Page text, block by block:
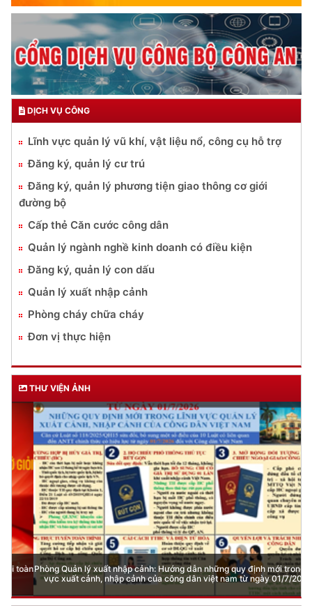
DỊCH VỤ CÔNG
Lĩnh vực quản lý vũ khí, vật liệu nổ, công cụ hỗ trợ
Đăng ký, quản lý cư trú
Đăng ký, quản lý phương tiện giao thông cơ giới
đường bộ
Cấp thẻ Căn cước công dân
Quản lý ngành nghề kinh doanh có điều kiện
Đăng ký, quản lý con dấu
Quản lý xuất nhập cảnh
Phòng cháy chữa cháy
Đơn vị thực hiện
THƯ VIỆN ẢNH
Phòng Quản lý xuất nhập cảnh: Hướng dẫn những quy định mới trong lĩnh
vực xuất cảnh, nhập cảnh của công dân việt nam từ ngày 01/7/2026